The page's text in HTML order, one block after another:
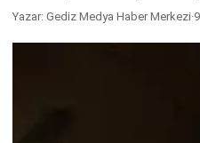
Yazar: Gediz Medya Haber Merkezi·